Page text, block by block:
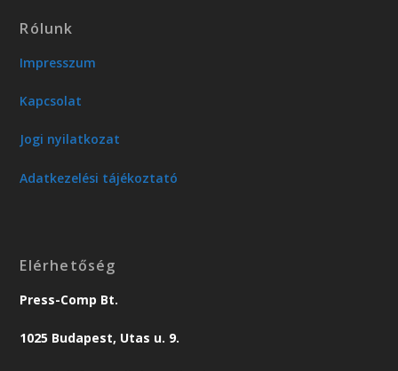
Rólunk
Impresszum
Kapcsolat
Jogi nyilatkozat
Adatkezelési tájékoztató
Elérhetőség
Press-Comp Bt.
1025 Budapest, Utas u. 9.